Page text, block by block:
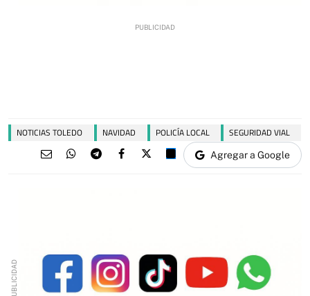
NOTICIAS TOLEDO NAVIDAD POLICÍA LOCAL SEGURIDAD VIAL
Agregar a Google